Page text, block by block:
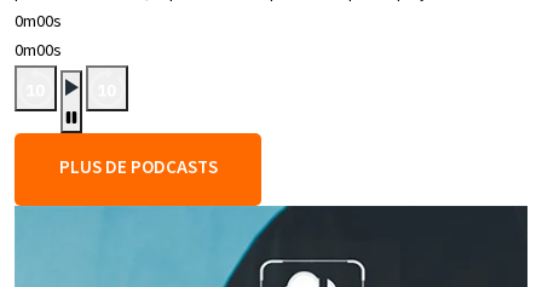
0m00s
0m00s
PLUS DE PODCASTS